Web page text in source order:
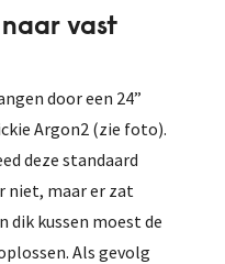
vast
door een 24”
Argon2 (zie foto).
deze standaard
niet, maar er zat
dik kussen moest de
Als gevolg